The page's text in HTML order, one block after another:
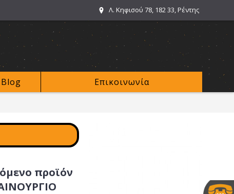
Λ. Κηφισού 78, 182 33, Ρέντης
Blog Επικοινωνία
προϊόν